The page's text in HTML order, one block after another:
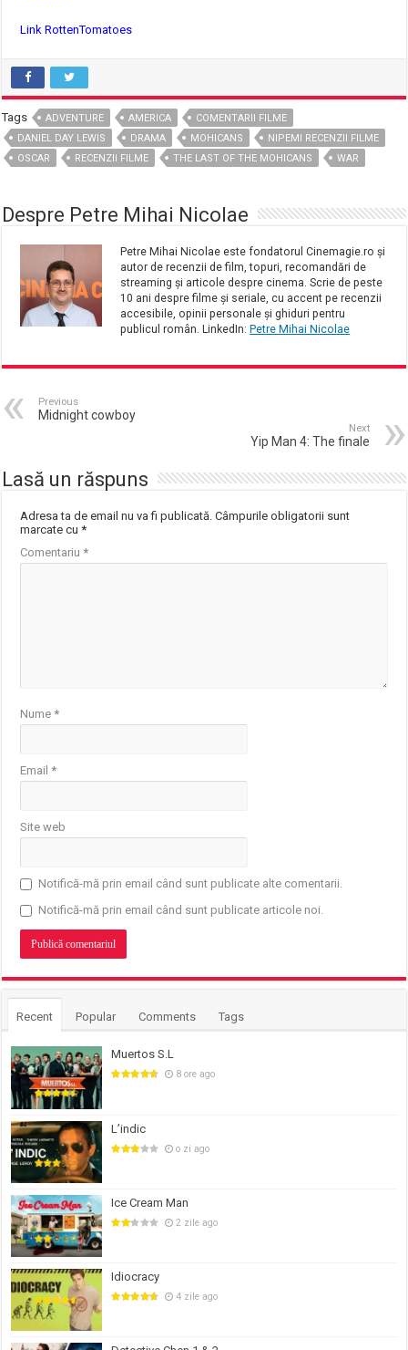
Link RottenTomatoes
Tags ADVENTURE AMERICA
COMENTARII FILME
DANIEL DAY LEWIS
DRAMA MOHICANS
NIPEMI RECENZII FILME
OSCAR
RECENZII FILME THE LAST OF THE MOHICANS WAR
Despre Petre Mihai Nicolae
Petre Mihai Nicolae este fondatorul Cinemagie.ro și
autor de recenzii de film, topuri, recomandări de
streaming și articole despre cinema. Scrie de peste
10 ani despre filme și seriale, cu accent pe recenzii
accesibile, opinii personale și ghiduri pentru
publicul român. LinkedIn: Petre Mihai Nicolae
Previous
Midnight cowboy
Next
Yip Man 4: The finale
Lasă un răspuns
Adresa ta de email nu va fi publicată. Câmpurile obligatorii sunt
marcate cu*
Comentariu*
Nume*
Email*
Site web
Notifică-mă prin email când sunt publicate alte comentarii.
Notifică-mă prin email când sunt publicate articole noi.
Recent Popular Comments Tags
Muertos S.L
8 ore ago
L’indic
o zi ago
Ice Cream Man
2 zile ago
Idiocracy
4 zile ago